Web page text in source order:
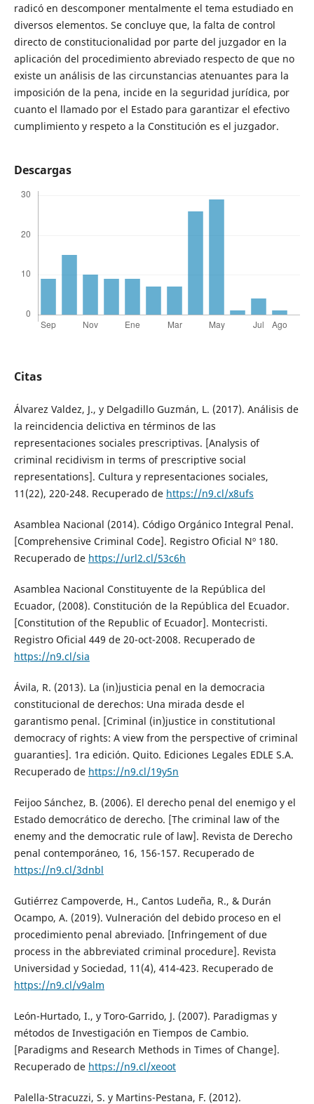
radicó en descomponer mentalmente el tema estudiado en
diversos elementos. Se concluye que, la falta de control
directo de constitucionalidad por parte del juzgador en la
aplicación del procedimiento abreviado respecto de que no
existe un análisis de las circunstancias atenuantes para la
imposición de la pena, incide en la seguridad jurídica, por
cuanto el llamado por el Estado para garantizar el efectivo
cumplimiento y respeto a la Constitución es el juzgador.
Descargas
Citas
Álvarez Valdez, J., y Delgadillo Guzmán, L. (2017). Análisis de
la reincidencia delictiva en términos de las
representaciones sociales prescriptivas. [Analysis of
criminal recidivism in terms of prescriptive social
representations]. Cultura y representaciones sociales,
11(22), 220-248. Recuperado de https://n9.cl/x8ufs
Asamblea Nacional (2014). Código Orgánico Integral Penal.
[Comprehensive Criminal Code]. Registro Oficial Nº 180.
Recuperado de https://url2.cl/53c6h
Asamblea Nacional Constituyente de la República del
Ecuador, (2008). Constitución de la República del Ecuador.
[Constitution of the Republic of Ecuador]. Montecristi.
Registro Oficial 449 de 20-oct-2008. Recuperado de
https://n9.cl/sia
Ávila, R. (2013). La (in)justicia penal en la democracia
constitucional de derechos: Una mirada desde el
garantismo penal. [Criminal (in)justice in constitutional
democracy of rights: A view from the perspective of criminal
guaranties]. 1ra edición. Quito. Ediciones Legales EDLE S.A.
Recuperado de https://n9.cl/19y5n
Feijoo Sánchez, B. (2006). El derecho penal del enemigo y el
Estado democrático de derecho. [The criminal law of the
enemy and the democratic rule of law]. Revista de Derecho
penal contemporáneo, 16, 156-157. Recuperado de
https://n9.cl/3dnbl
Gutiérrez Campoverde, H., Cantos Ludeña, R., & Durán
Ocampo, A. (2019). Vulneración del debido proceso en el
procedimiento penal abreviado. [Infringement of due
process in the abbreviated criminal procedure]. Revista
Universidad y Sociedad, 11(4), 414-423. Recuperado de
https://n9.cl/v9alm
León-Hurtado, I., y Toro-Garrido, J. (2007). Paradigmas y
métodos de Investigación en Tiempos de Cambio.
[Paradigms and Research Methods in Times of Change].
Recuperado de https://n9.cl/xeoot
Palella-Stracuzzi, S. y Martins-Pestana, F. (2012).